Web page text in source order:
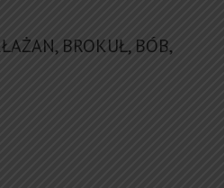
BROKUŁ, BÓB,